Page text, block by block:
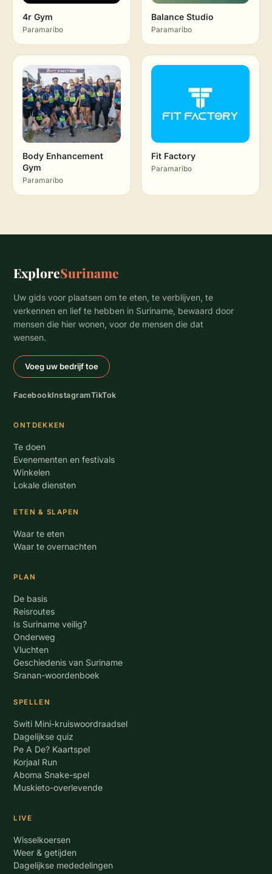
4r Gym
Paramaribo
Balance Studio
Paramaribo
Body Enhancement
Gym
Paramaribo
Fit Factory
Paramaribo
ExploreSuriname
Uw gids voor plaatsen om te eten, te verblijven, te
verkennen en lief te hebben in Suriname, bewaard door
mensen die hier wonen, voor de mensen die dat
wensen.
Voeg uw bedrijf toe
FacebookInstagramTikTok
ONTDEKKEN
Te doen
Evenementen en festivals
Winkelen
Lokale diensten
ETEN & SLAPEN
Waar te eten
Waar te overnachten
PLAN
De basis
Reisroutes
Is Suriname veilig?
Onderweg
Vluchten
Geschiedenis van Suriname
Sranan-woordenboek
SPELLEN
Switi Mini-kruiswoordraadsel
Dagelijkse quiz
Pe A De? Kaartspel
Korjaal Run
Aboma Snake-spel
Muskieto-overlevende
LIVE
Wisselkoersen
Weer & getijden
Dagelijkse mededelingen